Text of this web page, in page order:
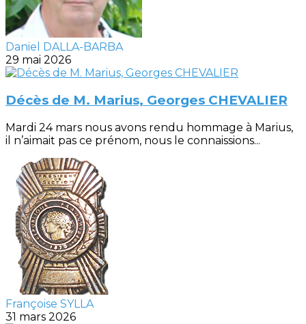
Daniel DALLA-BARBA
29 mai 2026
Décès de M. Marius, Georges CHEVALIER
Mardi 24 mars nous avons rendu hommage à Marius,
il n’aimait pas ce prénom, nous le connaissions...
Françoise SYLLA
31 mars 2026